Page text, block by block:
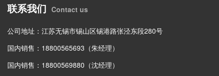
联系我们 Contact us
公司地址：江苏无锡市锡山区锡港路张泾东段280号
国内销售：18800565693（朱经理）
国内销售：18800569880（沈经理）